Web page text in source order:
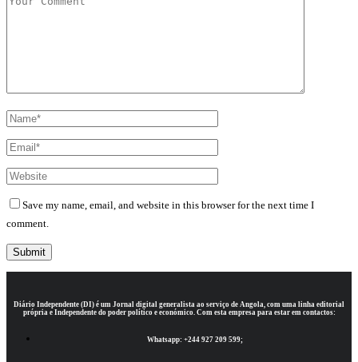
Save my name, email, and website in this browser for the next time I
comment.
Diário Independente (DI) é um Jornal digital generalista ao serviço de Angola, com uma linha editorial
própria e Independente do poder político e económico. Com esta empresa para estar em contactos:
Whatsapp: +244 927 209 599;